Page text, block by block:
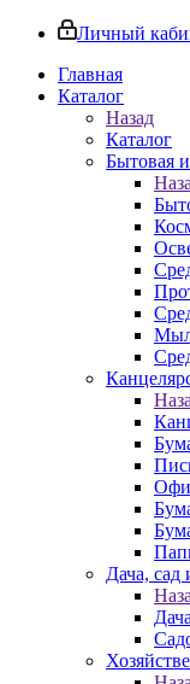
Личный
Главная
Каталог
Назад
Каталог
Бытовая
Дача, сад